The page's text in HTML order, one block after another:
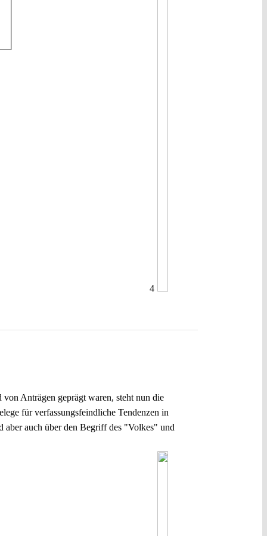
4
Anträgen geprägt waren, steht nun die
für verfassungsfeindliche Tendenzen in
auch über den Begriff des "Volkes" und